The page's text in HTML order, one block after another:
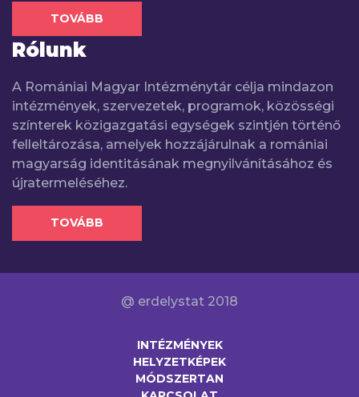
TOVÁBB
Rólunk
A Romániai Magyar Intézménytár célja mindazon
intézmények, szervezetek, programok, közösségi
színterek közigazgatási egységek szintjén történő
felleltározása, amelyek hozzájárulnak a romániai
magyarság identitásának megnyilvánításához és
újratermeléséhez.
TOVÁBB
@ erdelystat 2018
INTÉZMÉNYEK
HELYZETKÉPEK
MÓDSZERTAN